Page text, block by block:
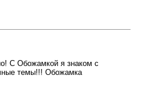
С Обожамкой я знаком с
темы!!! Обожамка